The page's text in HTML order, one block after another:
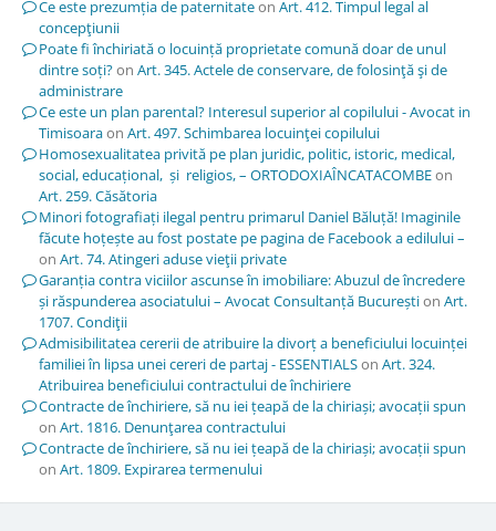
Ce este prezumția de paternitateon Art. 412. Timpul legal al
concepţiunii
Poate fi închiriată o locuință proprietate comună doar de unul
dintre soți?on Art. 345. Actele de conservare, de folosinţă şi de
administrare
Ce este un plan parental? Interesul superior al copilului - Avocat in
Timisoaraon Art. 497. Schimbarea locuinţei copilului
Homosexualitatea privită pe plan juridic, politic, istoric, medical,
social, educațional, și religios, – ORTODOXIAÎNCATACOMBEon
Art. 259. Căsătoria
Minori fotografiați ilegal pentru primarul Daniel Băluță! Imaginile
făcute hoțește au fost postate pe pagina de Facebook a edilului –
on Art. 74. Atingeri aduse vieţii private
Garanția contra viciilor ascunse în imobiliare: Abuzul de încredere
și răspunderea asociatului – Avocat Consultanță Bucureștion Art.
1707. Condiţii
Admisibilitatea cererii de atribuire la divorț a beneficiului locuinței
familiei în lipsa unei cereri de partaj - ESSENTIALSon Art. 324.
Atribuirea beneficiului contractului de închiriere
Contracte de închiriere, să nu iei țeapă de la chiriași; avocații spun
on Art. 1816. Denunţarea contractului
Contracte de închiriere, să nu iei țeapă de la chiriași; avocații spun
on Art. 1809. Expirarea termenului